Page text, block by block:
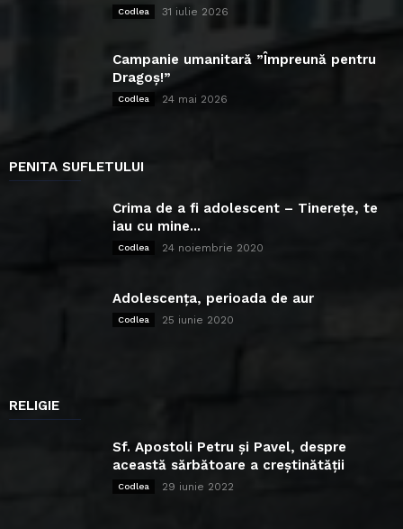
Codlea 31 iulie 2026
Campanie umanitară ”Împreună pentru
Dragoș!”
Codlea 24 mai 2026
PENITA SUFLETULUI
Crima de a fi adolescent – Tinerețe, te
iau cu mine...
Codlea 24 noiembrie 2020
Adolescența, perioada de aur
Codlea 25 iunie 2020
RELIGIE
Sf. Apostoli Petru și Pavel, despre
această sărbătoare a creștinătății
Codlea 29 iunie 2022